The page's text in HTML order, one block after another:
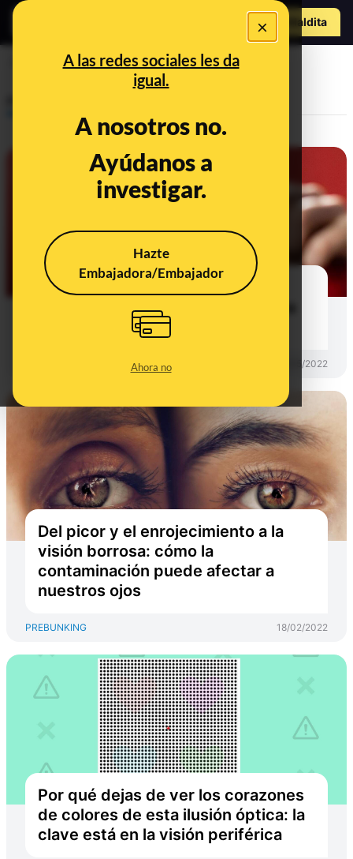
×
A las redes sociales les da
igual.
A nosotros no.
Ayúdanos a
investigar.
Hazte
Embajadora/Embajador
Ahora no
Hazte Maldito
No hay evidencias de que los
ejercicios para los ojos logren una
visión más nítida
24/05/2022
Del picor y el enrojecimiento a la
visión borrosa: cómo la
contaminación puede afectar a
nuestros ojos
PREBUNKING 18/02/2022
Por qué dejas de ver los corazones
de colores de esta ilusión óptica: la
clave está en la visión periférica